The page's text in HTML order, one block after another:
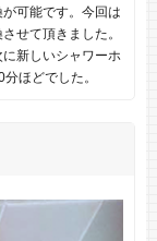
可能です。今回は
せて頂きました。
新しいシャワーホ
ほどでした。